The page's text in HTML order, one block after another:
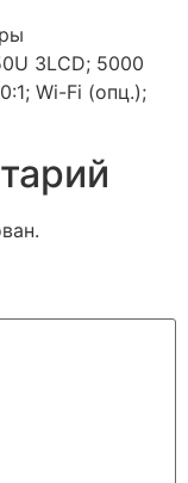
3LCD; 5000
Wi-Fi (опц.);